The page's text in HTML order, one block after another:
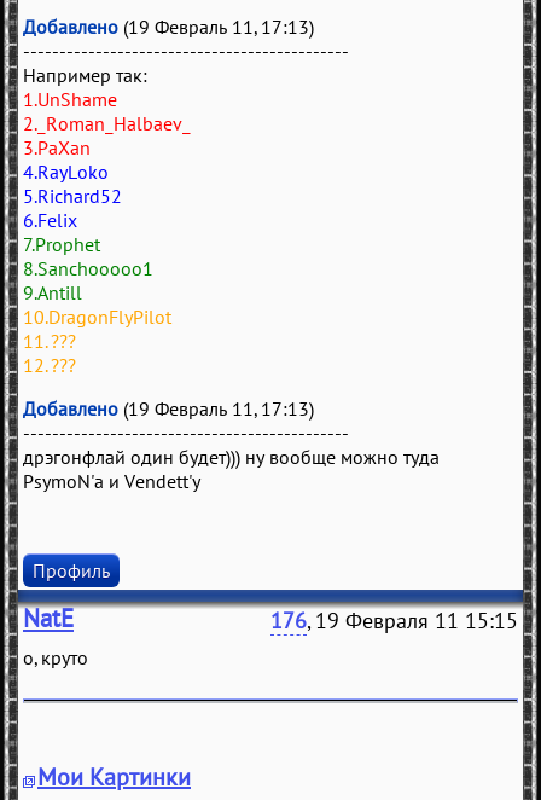
Добавлено (19 Февраль 11, 17:13)
---------------------------------------------
Например так:
1.UnShame
2._Roman_Halbaev_
3.PaXan
4.RayLoko
5.Richard52
6.Felix
7.Prophet
8.Sanchooooo1
9.Antill
10.DragonFlyPilot
11. ???
12. ???
Добавлено (19 Февраль 11, 17:13)
---------------------------------------------
дрэгонфлай один будет))) ну вообще можно туда
PsymoN'а и Vendett'у
Профиль
NatE 176, 19 Февраля 11 15:15
о, круто
Мои Картинки